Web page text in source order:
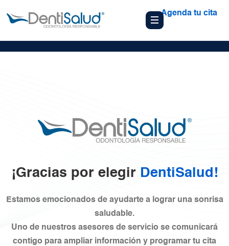
Agenda tu cita
¡Gracias por elegir DentiSalud!
Estamos emocionados de ayudarte a lograr una sonrisa
saludable.
Uno de nuestros asesores de servicio se comunicará
contigo para ampliar información y programar tu cita